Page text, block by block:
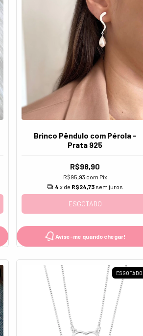
Brinco Pêndulo com Pérola -
Prata 925
R$98,90
R$95,93 com Pix
4 x de R$24,73 sem juros
ESGOTADO
Avise-me quando chegar!
ESGOTADO